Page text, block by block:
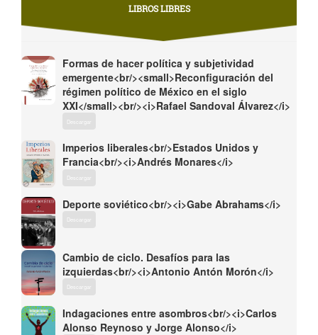
LIBROS LIBRES
Formas de hacer política y subjetividad
emergente<br/><small>Reconfiguración del
régimen político de México en el siglo
XXI</small><br/><i>Rafael Sandoval Álvarez</i>
Descargar
Imperios liberales<br/>Estados Unidos y
Francia<br/><i>Andrés Monares</i>
Descargar
Deporte soviético<br/><i>Gabe Abrahams</i>
Descargar
Cambio de ciclo. Desafíos para las
izquierdas<br/><i>Antonio Antón Morón</i>
Descargar
Indagaciones entre asombros<br/><i>Carlos
Alonso Reynoso y Jorge Alonso</i>